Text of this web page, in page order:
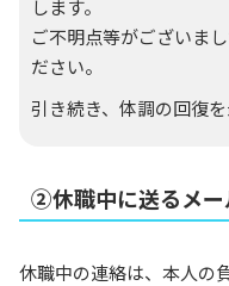
します。
ご不明点等がございま
ださい。
引き続き、体調の回復
②休職中に送るメー
休職中の連絡は、本人の